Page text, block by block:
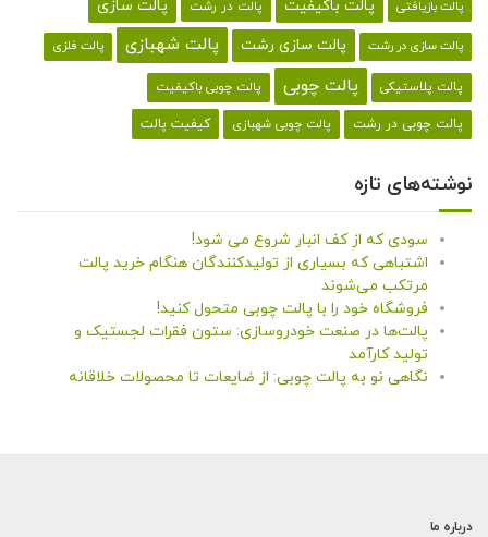
پالت بازیافتی پالت باکیفیت پالت در رشت پالت سازی
پالت سازی در رشت پالت سازی رشت پالت شهبازی پالت فلزی
پالت پلاستیکی پالت چوبی پالت چوبی باکیفیت
پالت چوبی در رشت پالت چوبی شهبازی کیفیت پالت
نوشته‌های تازه
سودی که از کف انبار شروع می شود!
اشتباهی که بسیاری از تولیدکنندگان هنگام خرید پالت
مرتکب می‌شوند
فروشگاه خود را با پالت چوبی متحول کنید!
پالت‌ها در صنعت خودروسازی: ستون فقرات لجستیک و
تولید کارآمد
نگاهی نو به پالت چوبی: از ضایعات تا محصولات خلاقانه
درباره ما